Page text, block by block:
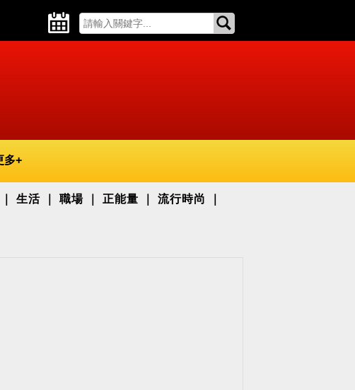
多+
生活 職場 正能量 流行時尚